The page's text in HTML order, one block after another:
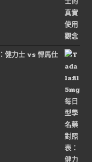
健力士 vs 悍馬仕